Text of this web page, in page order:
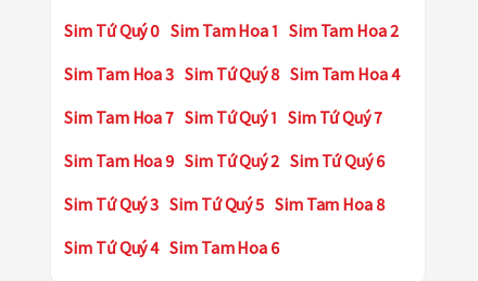
Sim Tứ Quý 0 Sim Tam Hoa 1 Sim Tam Hoa 2
Sim Tam Hoa 3 Sim Tứ Quý 8 Sim Tam Hoa 4
Sim Tam Hoa 7 Sim Tứ Quý 1 Sim Tứ Quý 7
Sim Tam Hoa 9 Sim Tứ Quý 2 Sim Tứ Quý 6
Sim Tứ Quý 3 Sim Tứ Quý 5 Sim Tam Hoa 8
Sim Tứ Quý 4 Sim Tam Hoa 6